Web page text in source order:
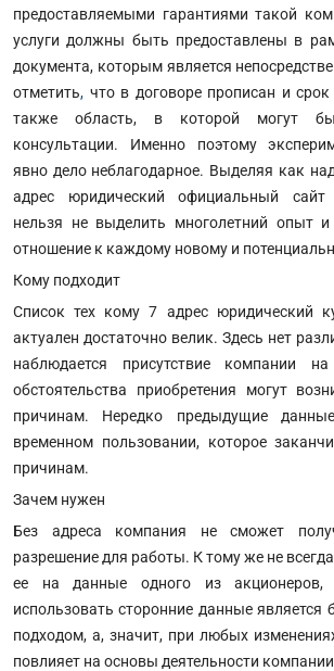
предоставляемыми гарантиями такой
услуги должны быть предоставлены в
документа, которым является
отметить, что в договоре прописан и
также область, в которой могут
консультации. Именно поэтому
явно дело неблагодарное. Выделяя как
адрес юридический официальный сайт
нельзя не выделить многолетний опыт и
отношение к каждому новому и
Кому подходит
Список тех кому 7 адрес юридический
актуален достаточно велик. Здесь нет
наблюдается присутствие компании
обстоятельства приобретения могут
причинам. Нередко предыдущие
временном пользовании, которое
причинам.
Зачем нужен
Без адреса компания не сможет
разрешение для работы. К тому же не
ее на данные одного из
использовать сторонние данные является
подходом, а, значит, при любых
повлияет на основы деятельности